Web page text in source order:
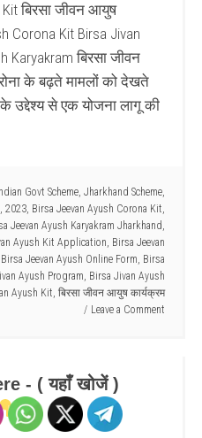
बिरसा जीवन आयुष
Corona Kit Birsa Jivan
Karyakram बिरसा जीवन
के बढ़ते मामलों को देखते
उद्देश्य से एक योजना लागू की
Indian Govt Scheme, Jharkhand Scheme,
, 2023, Birsa Jeevan Ayush Corona Kit,
Jeevan Ayush Karyakram Jharkhand,
Ayush Kit Application, Birsa Jeevan
Birsa Jeevan Ayush Online Form, Birsa
Ayush Program, Birsa Jivan Ayush
Ayush Kit, बिरसा जीवन आयुष कार्यक्रम
Leave a Comment
- ( यहाँ खोजें )